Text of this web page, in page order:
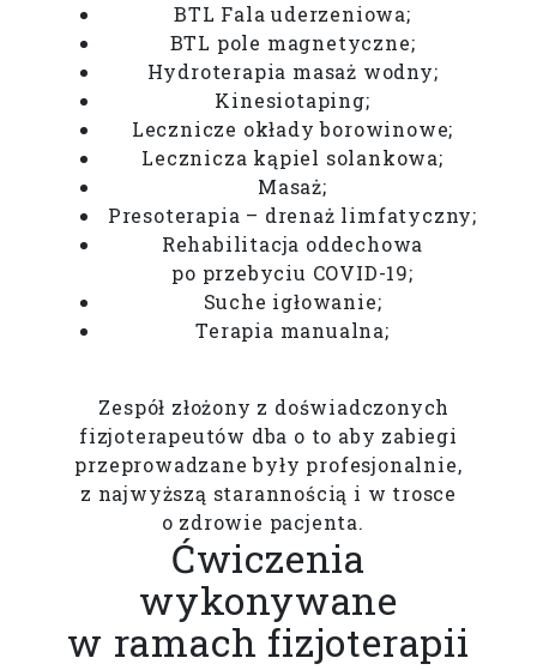
BTL Fala uderzeniowa;
BTL pole magnetyczne;
Hydroterapia masaż wodny;
Kinesiotaping;
Lecznicze okłady borowinowe;
Lecznicza kąpiel solankowa;
Masaż;
Presoterapia – drenaż limfatyczny;
Rehabilitacja oddechowa
po przebyciu COVID-19;
Suche igłowanie;
Terapia manualna;
Zespół złożony z doświadczonych
fizjoterapeutów dba o to aby zabiegi
przeprowadzane były profesjonalnie,
z najwyższą starannością i w trosce
o zdrowie pacjenta.
Ćwiczenia
wykonywane
w ramach fizjoterapii